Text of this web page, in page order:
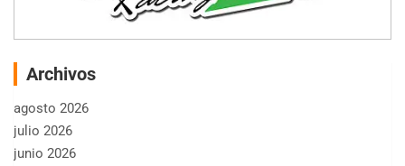
Archivos
agosto 2026
julio 2026
junio 2026